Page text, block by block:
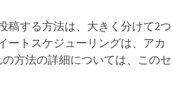
稿する方法は、大きく分けて2つ
ートスケジューリングは、アカ
方法の詳細については、このセ